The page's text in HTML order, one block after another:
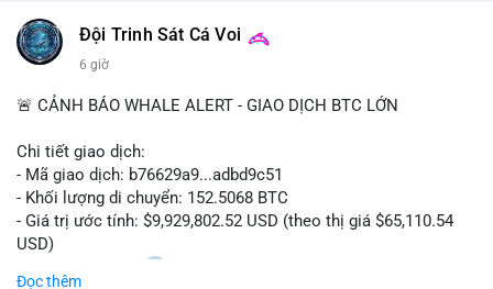
Đội Trinh Sát Cá Voi
6 giờ
🚨 CẢNH BÁO WHALE ALERT - GIAO DỊCH BTC LỚN
Chi tiết giao dịch:
- Mã giao dịch: b76629a9...adbd9c51
- Khối lượng di chuyển: 152.5068 BTC
- Giá trị ước tính: $9,929,802.52 USD (theo thị giá $65,110.54
USD)
- Thời gian: 17:20
Đọc thêm